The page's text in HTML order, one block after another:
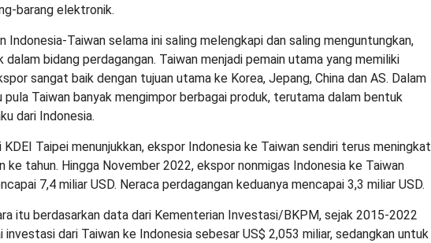
barang elektronik.
Indonesia-Taiwan selama ini saling melengkapi dan saling menguntungkan,
dalam bidang perdagangan. Taiwan menjadi pemain utama yang memiliki
sangat baik dengan tujuan utama ke Korea, Jepang, China dan AS. Dalam
pula Taiwan banyak mengimpor berbagai produk, terutama dalam bentuk
dari Indonesia.
KDEI Taipei menunjukkan, ekspor Indonesia ke Taiwan sendiri terus meningkat
ke tahun. Hingga November 2022, ekspor nonmigas Indonesia ke Taiwan
7,4 miliar USD. Neraca perdagangan keduanya mencapai 3,3 miliar USD.
itu berdasarkan data dari Kementerian Investasi/BKPM, sejak 2015-2022
investasi dari Taiwan ke Indonesia sebesar US$ 2,053 miliar, sedangkan untuk